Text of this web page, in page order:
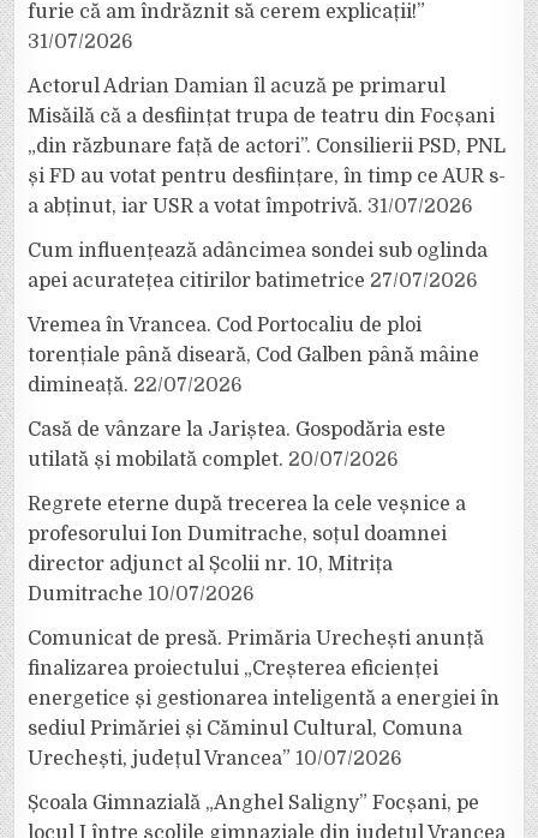
furie că am îndrăznit să cerem explicații!”
31/07/2026
Actorul Adrian Damian îl acuză pe primarul
Misăilă că a desființat trupa de teatru din Focșani
„din răzbunare față de actori”. Consilierii PSD, PNL
și FD au votat pentru desființare, în timp ce AUR s-
a abținut, iar USR a votat împotrivă. 31/07/2026
Cum influențează adâncimea sondei sub oglinda
apei acuratețea citirilor batimetrice 27/07/2026
Vremea în Vrancea. Cod Portocaliu de ploi
torențiale până diseară, Cod Galben până mâine
dimineață. 22/07/2026
Casă de vânzare la Jariștea. Gospodăria este
utilată și mobilată complet. 20/07/2026
Regrete eterne după trecerea la cele veșnice a
profesorului Ion Dumitrache, soțul doamnei
director adjunct al Școlii nr. 10, Mitrița
Dumitrache 10/07/2026
Comunicat de presă. Primăria Urechești anunță
finalizarea proiectului „Creșterea eficienței
energetice și gestionarea inteligentă a energiei în
sediul Primăriei și Căminul Cultural, Comuna
Urechești, județul Vrancea” 10/07/2026
Școala Gimnazială „Anghel Saligny” Focșani, pe
locul I între școlile gimnaziale din județul Vrancea